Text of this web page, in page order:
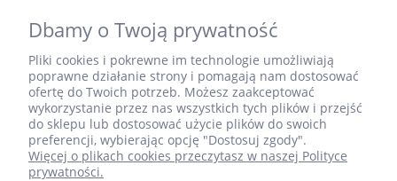
Pufa podłogowa, siedzisko ze sztruksu
Dbamy o Twoją prywatność
Pliki cookies i pokrewne im technologie umożliwiają
poprawne działanie strony i pomagają nam dostosować
ofertę do Twoich potrzeb. Możesz zaakceptować
wykorzystanie przez nas wszystkich tych plików i przejść
do sklepu lub dostosować użycie plików do swoich
preferencji, wybierając opcję "Dostosuj zgody".
Więcej o plikach cookies przeczytasz w naszej Polityce
prywatności.